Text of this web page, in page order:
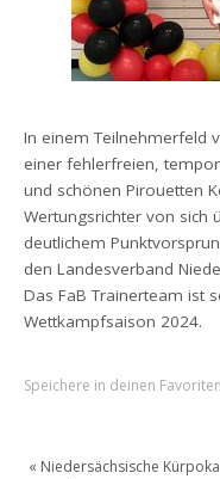
In einem Teilnehmerfeld
einer fehlerfreien,
und schönen Pirouetten
Wertungsrichter von sich
deutlichem
den Landesverband
Das FaB Trainerteam ist
Wettkampfsaison 2024.
Speichere in deinen
« Niedersächsische